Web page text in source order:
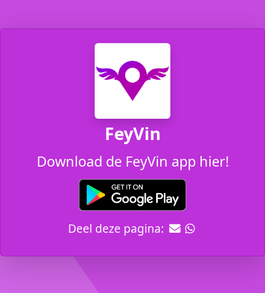
FeyVin
Download de FeyVin app hier!
Deel deze pagina: